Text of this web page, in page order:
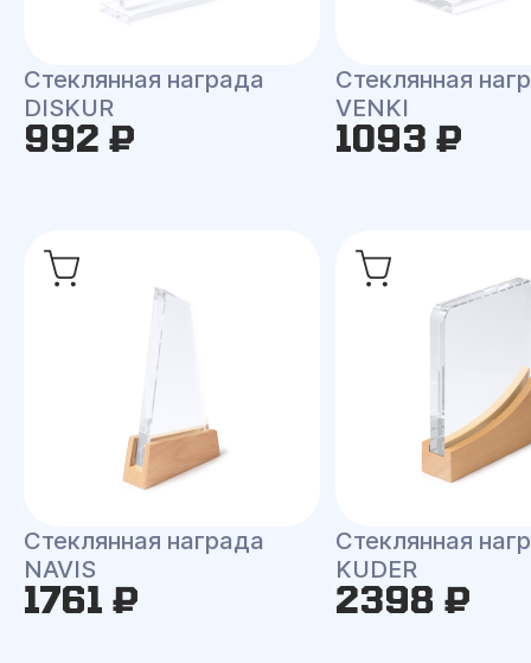
Стеклянная награда
DISKUR
992 ₽
Стеклянная
VENKI
1093 ₽
Стеклянная награда
NAVIS
1761 ₽
Стеклянная
KUDER
2398 ₽